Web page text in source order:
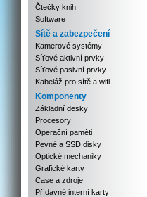
Čtečky knih
Software
Sítě a zabezpečení
Kamerové systémy
Síťové aktivní prvky
Síťové pasivní prvky
Kabeláž pro sítě a wifi
Komponenty
Základní desky
Procesory
Operační paměti
Pevné a SSD disky
Optické mechaniky
Grafické karty
Case a zdroje
Přídavné interní karty